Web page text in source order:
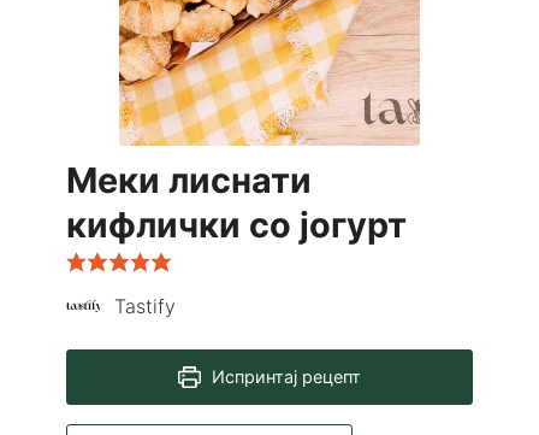
Меки лиснати
кифлички со јогурт
Tastify
Испринтај рецепт